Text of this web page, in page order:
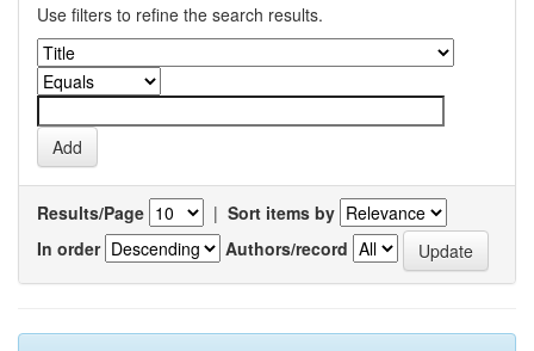
Use filters to refine the search results.
Results/Page | Sort items by
In order
Authors/record